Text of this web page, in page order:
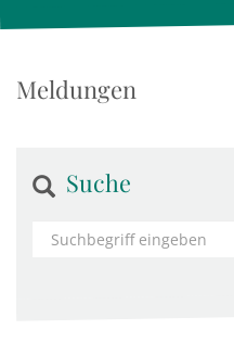
Meldungen
Suche